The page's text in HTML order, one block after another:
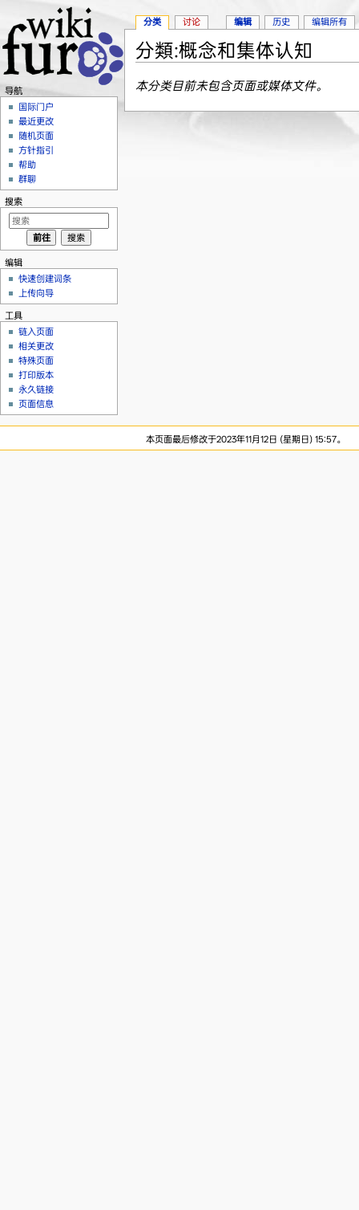
分類:概念和集体认知
本分类目前未包含页面或媒体文件。
分类 讨论 编辑 历史 编辑所有
导航
国际门户
最近更改
随机页面
方针指引
帮助
群聊
搜索
编辑
快速创建词条
上传向导
工具
链入页面
相关更改
特殊页面
打印版本
永久链接
页面信息
本页面最后修改于2023年11月12日 (星期日) 15:57。